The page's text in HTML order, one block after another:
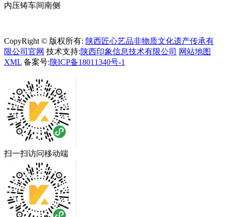
内压铸车间南侧
CopyRight © 版权所有: 陕西匠心艺品非物质文化遗产传承有
限公司官网 技术支持:陕西印象信息技术有限公司 网站地图
XML 备案号:陕ICP备18011340号-1
扫一扫访问移动端